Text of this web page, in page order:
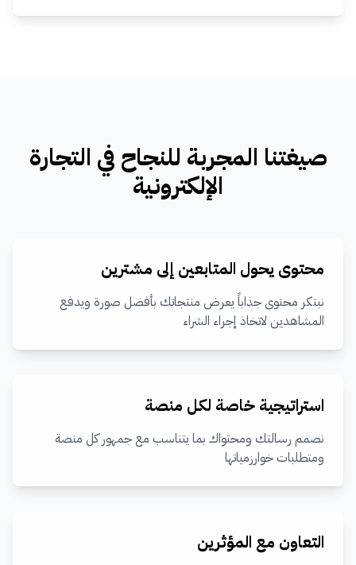
صيغتنا المجربة للنجاح في التجارة
الإلكترونية
محتوى يحول المتابعين إلى مشترين
نبتكر محتوى جذاباً يعرض منتجاتك بأفضل صورة ويدفع
المشاهدين لاتخاذ إجراء الشراء
استراتيجية خاصة لكل منصة
نصمم رسالتك ومحتواك بما يتناسب مع جمهور كل منصة
ومتطلبات خوارزمياتها
التعاون مع المؤثرين